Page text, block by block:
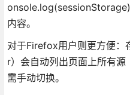
内容。
对于Firefox用户则更方便
r）会自动列出页面上所有
需手动切换。